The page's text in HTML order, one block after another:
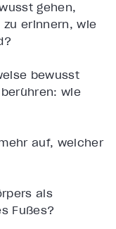
gehen,
erinnern, wie
bewusst
wie
auf, welcher
als
Fußes?